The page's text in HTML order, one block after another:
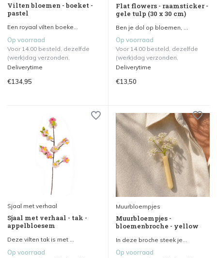
Vilten bloemen - boeket -
pastel
Een royaal vilten boeke...
Op voorraad
Voor 14.00 besteld, dezelfde
(werk)dag verzonden.
Deliverytime
€134,95
Flat flowers - raamsticker -
gele tulp (30 x 30 cm)
Ben je dol op bloemen, ...
Op voorraad
Voor 14.00 besteld, dezelfde
(werk)dag verzonden.
Deliverytime
€13,50
Sjaal met verhaal
Sjaal met verhaal - tak -
appelbloesem
Deze vilten tak is met ...
Op voorraad
Muurbloempjes
Muurbloempjes -
bloemenbroche - yellow
In deze broche steek je...
Op voorraad